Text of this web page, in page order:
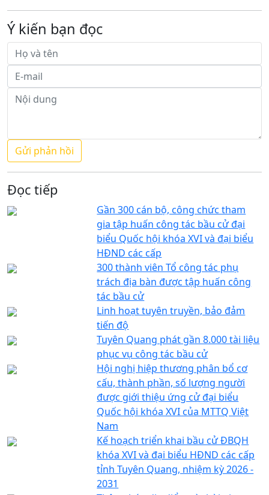
Ý kiến bạn đọc
Đọc tiếp
Gần 300 cán bộ, công chức tham
gia tập huấn công tác bầu cử đại
biểu Quốc hội khóa XVI và đại biểu
HĐND các cấp
300 thành viên Tổ công tác phụ
trách địa bàn được tập huấn công
tác bầu cử
Linh hoạt tuyên truyền, bảo đảm
tiến độ
Tuyên Quang phát gần 8.000 tài liệu
phục vụ công tác bầu cử
Hội nghị hiệp thương phân bổ cơ
cấu, thành phần, số lượng người
được giới thiệu ứng cử đại biểu
Quốc hội khóa XVI của MTTQ Việt
Nam
Kế hoạch triển khai bầu cử ĐBQH
khóa XVI và đại biểu HĐND các cấp
tỉnh Tuyên Quang, nhiệm kỳ 2026 -
2031